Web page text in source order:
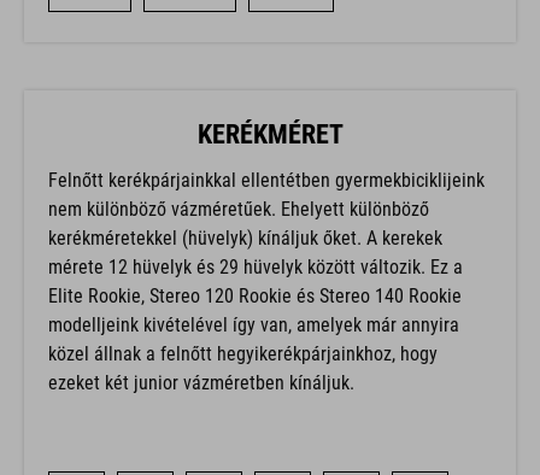
KERÉKMÉRET
Felnőtt kerékpárjainkkal ellentétben gyermekbiciklijeink
nem különböző vázméretűek. Ehelyett különböző
kerékméretekkel (hüvelyk) kínáljuk őket. A kerekek
mérete 12 hüvelyk és 29 hüvelyk között változik. Ez a
Elite Rookie, Stereo 120 Rookie és Stereo 140 Rookie
modelljeink kivételével így van, amelyek már annyira
közel állnak a felnőtt hegyikerékpárjainkhoz, hogy
ezeket két junior vázméretben kínáljuk.